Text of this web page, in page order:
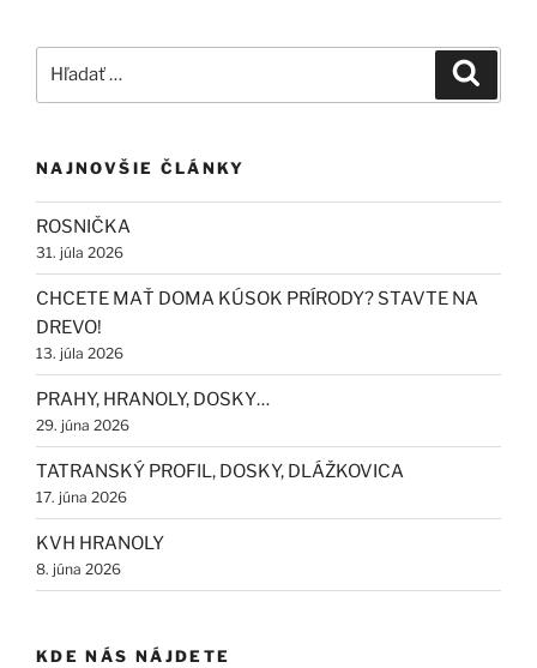
NAJNOVŠIE ČLÁNKY
ROSNIČKA
31. júla 2026
CHCETE MAŤ DOMA KÚSOK PRÍRODY? STAVTE NA
DREVO!
13. júla 2026
PRAHY, HRANOLY, DOSKY…
29. júna 2026
TATRANSKÝ PROFIL, DOSKY, DLÁŽKOVICA
17. júna 2026
KVH HRANOLY
8. júna 2026
KDE NÁS NÁJDETE